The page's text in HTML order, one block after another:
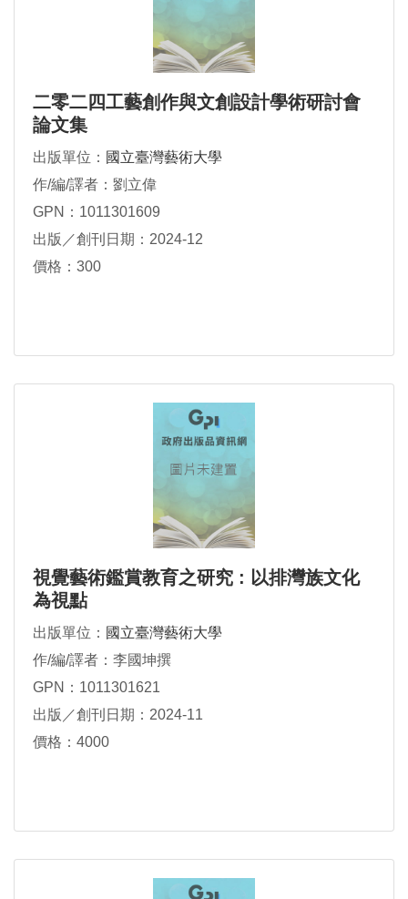
二零二四工藝創作與文創設計學術研討會
論文集
出版單位： 國立臺灣藝術大學
作/編/譯者：劉立偉
GPN：1011301609
出版／創刊日期：2024-12
價格：300
視覺藝術鑑賞教育之研究 : 以排灣族文化
為視點
出版單位： 國立臺灣藝術大學
作/編/譯者：李國坤撰
GPN：1011301621
出版／創刊日期：2024-11
價格：4000